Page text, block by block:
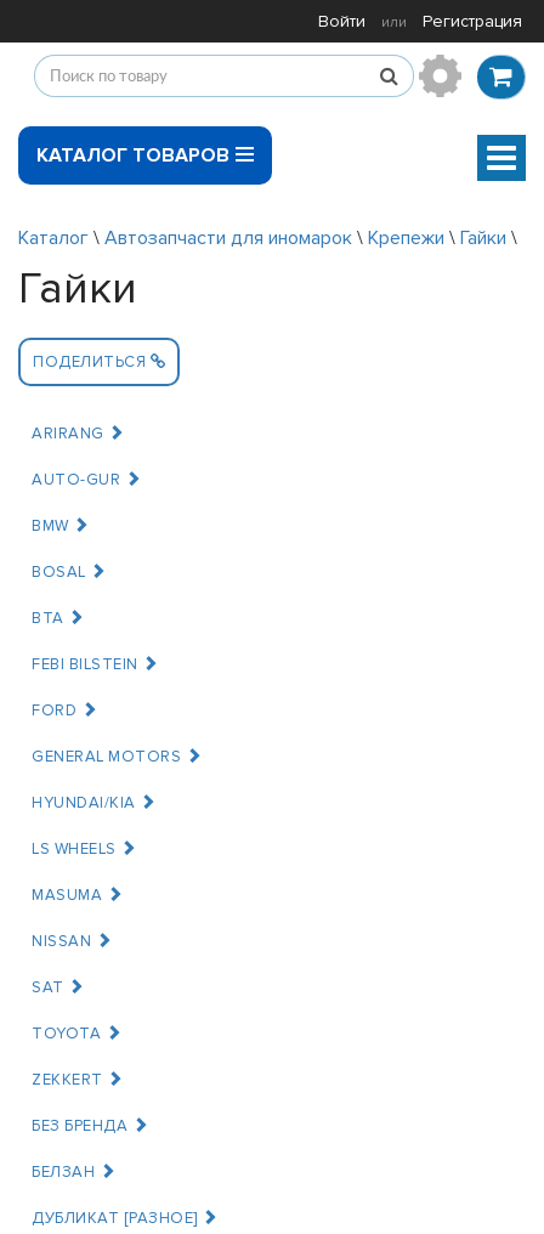
Войти или Регистрация
КАТАЛОГ ТОВАРОВ
Каталог \ Автозапчасти для иномарок \ Крепежи \ Гайки \
Гайки
ПОДЕЛИТЬСЯ
ARIRANG
AUTO-GUR
BMW
BOSAL
BTA
FEBI BILSTEIN
FORD
GENERAL MOTORS
HYUNDAI/KIA
LS WHEELS
MASUMA
NISSAN
SAT
TOYOTA
ZEKKERT
БЕЗ БРЕНДА
БЕЛЗАН
ДУБЛИКАТ [РАЗНОЕ]